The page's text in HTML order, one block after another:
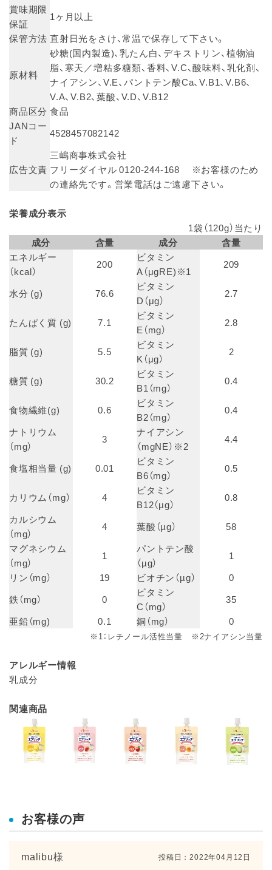
賞味期限
保証
1ヶ月以上
保管方法 直射日光をさけ、常温で保存して下さい。
原材料
砂糖(国内製造)、乳たん白、デキストリン、植物油
脂、寒天／増粘多糖類、香料、V.C、酸味料、乳化剤、
ナイアシン、V.E、パントテン酸Ca、V.B1、V.B6、
V.A、V.B2、葉酸、V.D、V.B12
商品区分 食品
JANコー
ド
4528457082142
広告文責
三嶋商事株式会社
フリーダイヤル 0120-244-168 ※お客様のため
の連絡先です。営業電話はご遠慮下さい。
栄養成分表示
1袋（120g）当たり
成分
含量 成分
含量
エネルギー
（kcal）
200
ビタミン
A（μgRE)※1
209
水分 (g) 76.6
ビタミン
D（μg）
2.7
たんぱく質 (g) 7.1
ビタミン
E（mg）
2.8
脂質 (g) 5.5
ビタミン
K（μg）
2
糖質 (g) 30.2
ビタミン
B1（mg）
0.4
食物繊維(g) 0.6
ビタミン
B2（mg）
0.4
ナトリウム
（mg）
3
ナイアシン
（mgNE）※2
4.4
食塩相当量 (g) 0.01
ビタミン
B6（mg）
0.5
カリウム（mg） 4
ビタミン
B12（μg）
0.8
カルシウム
（mg）
4 葉酸（µg）
58
マグネシウム
（mg）
1
パントテン酸
（µg）
1
リン（mg）
19 ビオチン（µg）
0
鉄（mg）
0
ビタミン
C（mg）
35
亜鉛（mg)
0.1 銅（mg） 0
※1：レチノール活性当量 ※2ナイアシン当量
アレルギー情報
乳成分
関連商品
お客様の声
malibu様 投稿日：2022年04月12日